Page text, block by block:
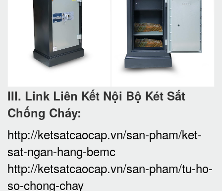
III. Link Liên Kết Nội Bộ Két Sắt
Chống Cháy:
http://ketsatcaocap.vn/san-pham/ket-
sat-ngan-hang-bemc
http://ketsatcaocap.vn/san-pham/tu-ho-
so-chong-chay